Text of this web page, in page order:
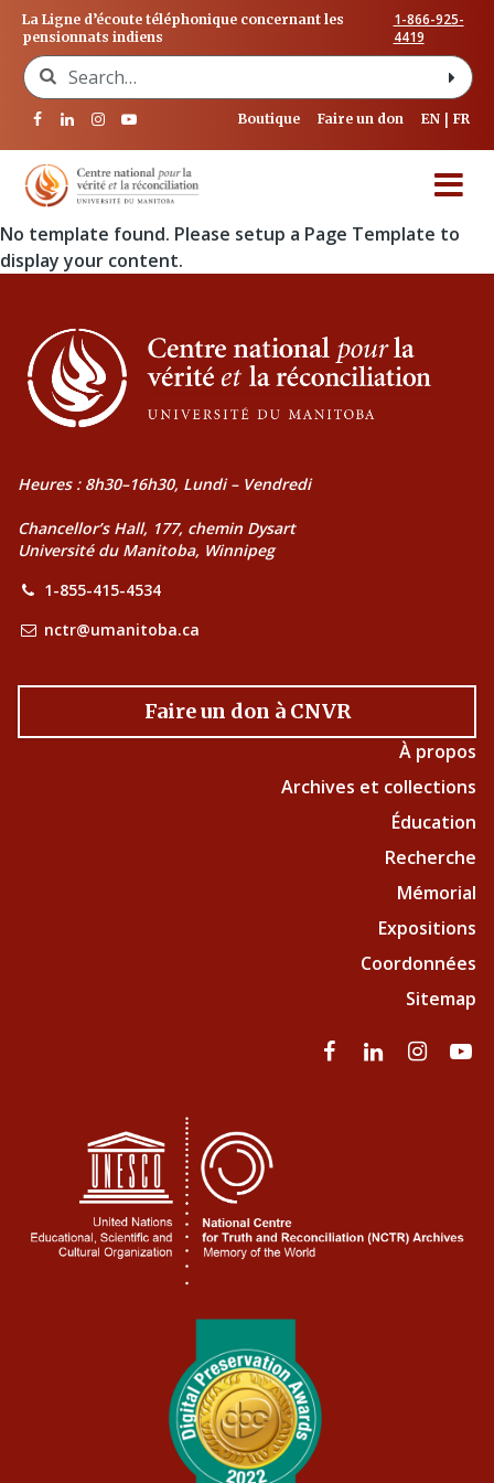
La Ligne d’écoute téléphonique concernant les
pensionnats indiens
1-866-925-
4419
Search for:
Boutique Faire un don EN FR
No template found. Please setup a Page Template to
display your content.
Heures : 8h30–16h30, Lundi – Vendredi
Chancellor’s Hall, 177, chemin Dysart
Université du Manitoba, Winnipeg
1-855-415-4534
nctr@umanitoba.ca
Faire un don à CNVR
À propos
Archives et collections
Éducation
Recherche
Mémorial
Expositions
Coordonnées
Sitemap